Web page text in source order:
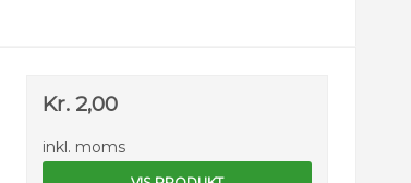
Kr. 2,00
inkl. moms